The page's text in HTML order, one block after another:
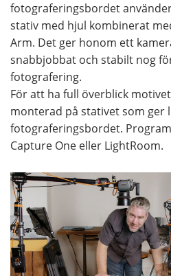
fotograferingsbordet
stativ med hjul kombinerat
Arm. Det ger honom ett
snabbjobbat och stabilt nog
fotografering.
För att ha full överblick
monterad på stativet som ger
fotograferingsbordet.
Capture One eller LightRoom.